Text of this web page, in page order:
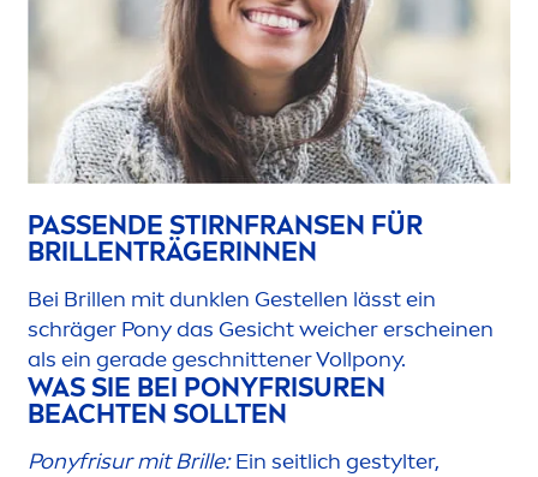
PASSENDE STIRNFRANSEN FÜR
BRILLENTRÄGERINNEN
Bei Brillen mit dunklen Gestellen lässt ein
schräger Pony das Gesicht weicher erscheinen
als ein gerade geschnittener Vollpony.
WAS SIE BEI PONYFRISUREN
BEACHTEN SOLLTEN
Ponyfrisur mit Brille:Ein seitlich gestylter,